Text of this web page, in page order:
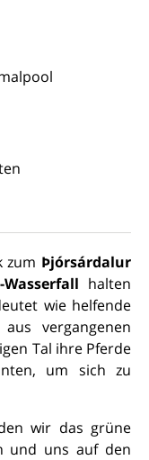
zum Þjórsárdalur
halten
wie helfende
vergangenen
Tal ihre Pferde
um sich zu
wir das grüne
und uns auf den